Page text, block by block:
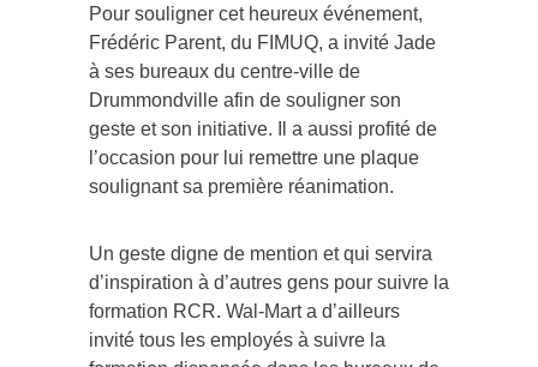
Pour souligner cet heureux événement,
Frédéric Parent, du FIMUQ, a invité Jade
à ses bureaux du centre-ville de
Drummondville afin de souligner son
geste et son initiative. Il a aussi profité de
l’occasion pour lui remettre une plaque
soulignant sa première réanimation.
Un geste digne de mention et qui servira
d’inspiration à d’autres gens pour suivre la
formation RCR. Wal-Mart a d’ailleurs
invité tous les employés à suivre la